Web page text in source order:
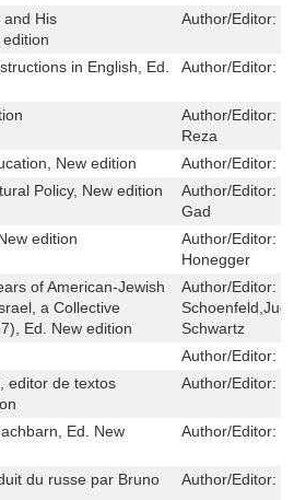
and His
Author/Editor:
in English, Ed.
Author/Editor:
Author/Editor:
Reza
New edition
Author/Editor:
Policy, New edition
Author/Editor:
Gad
edition
Author/Editor:
Honegger
of American-Jewish
a Collective
Ed. New edition
Author/Editor:
Schwartz
Author/Editor:
editor de textos
Author/Editor:
Ed. New
Author/Editor:
du russe par Bruno
Author/Editor: